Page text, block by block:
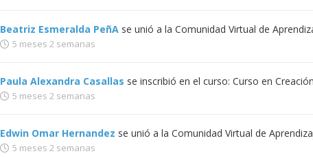
Beatriz Esmeralda PeñA se unió a la Comunidad Virtual de
5 meses 2 semanas
Paula Alexandra Casallas se inscribió en el curso: Curso en
5 meses 2 semanas
Edwin Omar Hernandez se unió a la Comunidad Virtual de
5 meses 2 semanas